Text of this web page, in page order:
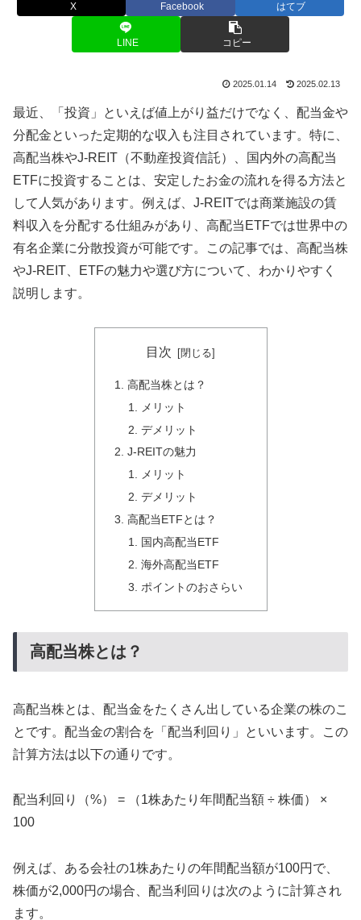
X Facebook はてブ
LINE コピー
2025.01.14 2025.02.13
最近、「投資」といえば値上がり益だけでなく、配当金や
分配金といった定期的な収入も注目されています。特に、
高配当株やJ-REIT（不動産投資信託）、国内外の高配当
ETFに投資することは、安定したお金の流れを得る方法と
して人気があります。例えば、J-REITでは商業施設の賃
料収入を分配する仕組みがあり、高配当ETFでは世界中の
有名企業に分散投資が可能です。この記事では、高配当株
やJ-REIT、ETFの魅力や選び方について、わかりやすく
説明します。
目次
高配当株とは？
メリット
デメリット
J-REITの魅力
メリット
デメリット
高配当ETFとは？
国内高配当ETF
海外高配当ETF
ポイントのおさらい
高配当株とは？
高配当株とは、配当金をたくさん出している企業の株のこ
とです。配当金の割合を「配当利回り」といいます。この
計算方法は以下の通りです。
配当利回り（%） = （1株あたり年間配当額 ÷ 株価） ×
100
例えば、ある会社の1株あたりの年間配当額が100円で、
株価が2,000円の場合、配当利回りは次のように計算され
ます。